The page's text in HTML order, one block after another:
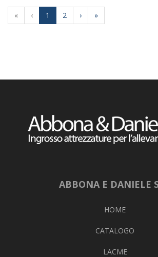
« ‹ 1 2 › »
ABBONA E DANIELE
HOME
CATALOGO
LACME